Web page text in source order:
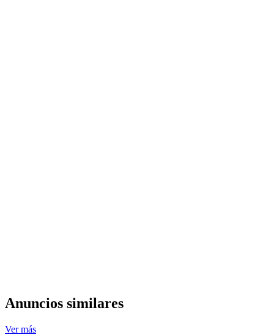
Anuncios similares
Ver más